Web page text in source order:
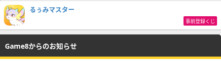
るぅみマスター
事前登録くじ
Game8からのお知らせ